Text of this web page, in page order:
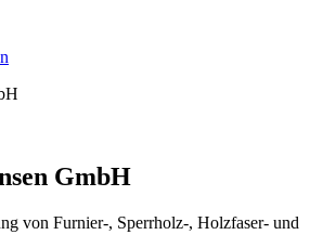
GmbH
von Furnier-, Sperrholz-, Holzfaser- und